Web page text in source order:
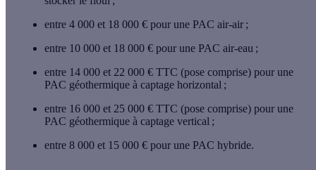
entre 4 000 et 18 000 € pour une PAC air-air ;
entre 10 000 et 18 000 € pour une PAC air-eau ;
entre 14 000 et 22 000 € TTC (pose comprise) pour une
PAC géothermique à captage horizontal ;
entre 16 000 et 25 000 € TTC (pose comprise) pour une
PAC géothermique à captage vertical ;
entre 8 000 et 15 000 € pour une PAC hybride.